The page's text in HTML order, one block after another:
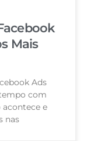
Mais
Ads
com
acontece e
nas